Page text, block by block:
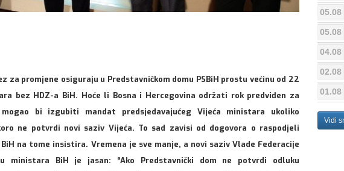
za promjene osiguraju u Predstavničkom domu PSBiH prostu većinu od 22
bez HDZ-a BiH. Hoće li Bosna i Hercegovina održati rok predviđen za
bi izgubiti mandat predsjedavajućeg Vijeća ministara ukoliko
ne potvrdi novi saziv Vijeća. To sad zavisi od dogovora o raspodjeli
na tome insistira. Vremena je sve manje, a novi saziv Vlade Federacije
ministara BiH je jasan: “Ako Predstavnički dom ne potvrdi odluku
05.08
05.08
04.08
02.08
01.08
Vidi